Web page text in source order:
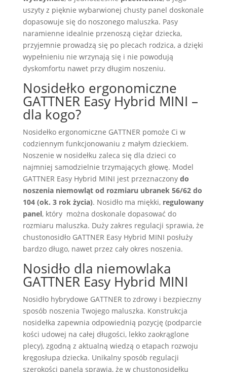
uszyty z pięknie wybarwionej chusty panel doskonale
dopasowuje się do noszonego maluszka. Pasy
naramienne idealnie przenoszą ciężar dziecka,
przyjemnie prowadzą się po plecach rodzica, a dzięki
wypełnieniu nie wrzynają się i nie powodują
dyskomfortu nawet przy długim noszeniu.
Nosidełko ergonomiczne
GATTNER Easy Hybrid MINI –
dla kogo?
Nosidełko ergonomiczne GATTNER pomoże Ci w
codziennym funkcjonowaniu z małym dzieckiem.
Noszenie w nosidełku zaleca się dla dzieci co
najmniej samodzielnie trzymających głowę. Model
GATTNER Easy Hybrid MINI jest przeznaczony do
noszenia niemowląt od rozmiaru ubranek 56/62 do
104 (ok. 3 rok życia). Nosidło ma miękki, regulowany
panel, który można doskonale dopasować do
rozmiaru maluszka. Duży zakres regulacji sprawia, że
chustonosidło GATTNER Easy Hybrid MINI posłuży
bardzo długo, nawet przez cały okres noszenia.
Nosidło dla niemowlaka
GATTNER Easy Hybrid MINI
Nosidło hybrydowe GATTNER to zdrowy i bezpieczny
sposób noszenia Twojego maluszka. Konstrukcja
nosidełka zapewnia odpowiednią pozycję (podparcie
kości udowej na całej długości, lekko zaokrąglone
plecy), zgodną z aktualną wiedzą o etapach rozwoju
kręgosłupa dziecka. Unikalny sposób regulacji
szerokości panela sprawia, że w chustonosidełku